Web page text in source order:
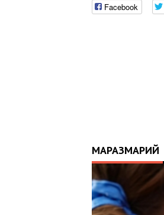
Facebook
МАРАЗМАРИЙ